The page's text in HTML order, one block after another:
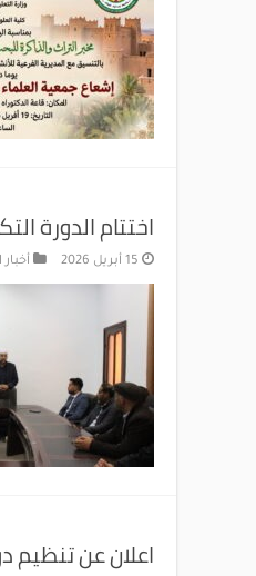
اختتام الدورة
15 أبريل 2026
اعلان عن تنظيم